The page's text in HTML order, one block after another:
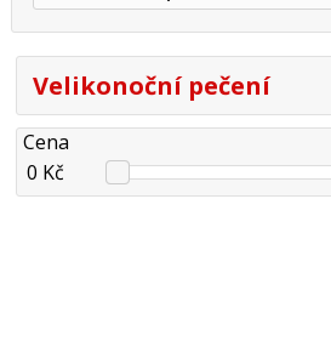
Velikonoční pečení
Cena
0 Kč